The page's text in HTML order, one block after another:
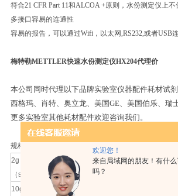
欢迎您！
来自局域网的朋友！有什
吗？
符合21 CFR Part 11和ALCOA +原则，水份测定仪上
多接口容易的连通性
容易的报告，可以通过Wifi，以太网,RS232,或者USB
梅特勒METTLER快速水份测定仪HX204代理价
本公司同时代理以下品牌实验室仪器配件耗材试
西格玛、肖特、奥立龙、美国GE、美国伯乐、瑞
更多实验室其他耗材配件欢迎咨询我们。
规格 - 快速水份测定仪HX204
2g 样品时的重复性
（sd）
0.05 %
10g 样品时的重复 0.01 %